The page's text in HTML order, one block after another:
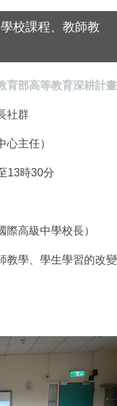
校課程、教師教
育部高等教育深耕計畫
社群
主任）
13時30分
高級中學校長）
學、學生學習的改變